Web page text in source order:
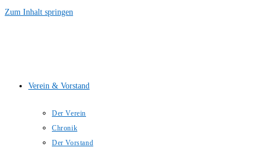
Zum Inhalt springen
Verein & Vorstand
Der Verein
Chronik
Der Vorstand